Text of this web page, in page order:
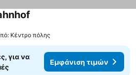
Κέντρο πόλης
για να
Εμφάνιση τιμών